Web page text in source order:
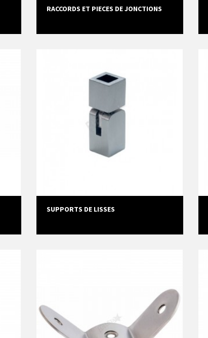
RACCORDS ET PIECES DE JONCTIONS
SUPPORTS DE LISSES